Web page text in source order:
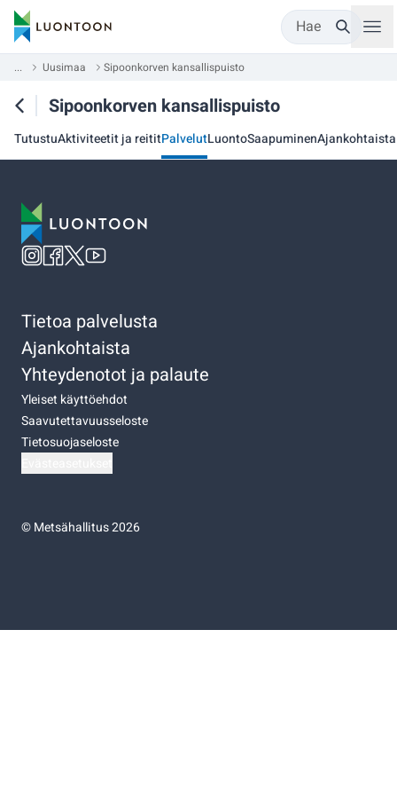
Hae
... Uusimaa Sipoonkorven kansallispuisto
Sipoonkorven kansallispuisto
TutustuAktiviteetit ja reititPalvelutLuontoSaapuminenAjankohtaista
Tietoa palvelusta
Ajankohtaista
Yhteydenotot ja palaute
Yleiset käyttöehdot
Saavutettavuusseloste
Tietosuojaseloste
©Metsähallitus 2026